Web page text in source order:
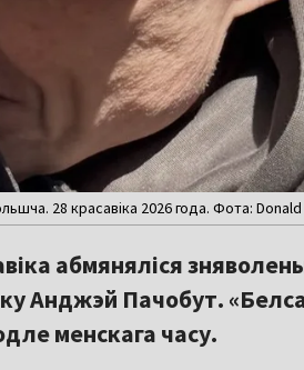
28 красавіка 2026 года. Фота: Donald
абмяняліся
Анджэй Пачобут.
менскага часу.